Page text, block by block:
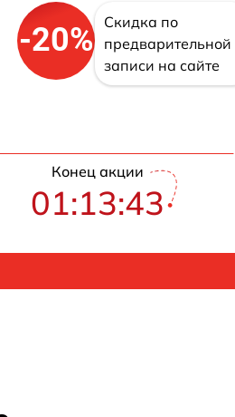
-20%
Скидка по
предварительной
записи на сайте
Конец акции
01:13:42